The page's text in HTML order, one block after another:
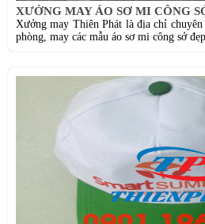
XƯỞNG MAY ÁO SƠ MI CÔNG
Xưởng may Thiên Phát là địa chỉ
phòng, may các mẫu áo sơ mi công sở